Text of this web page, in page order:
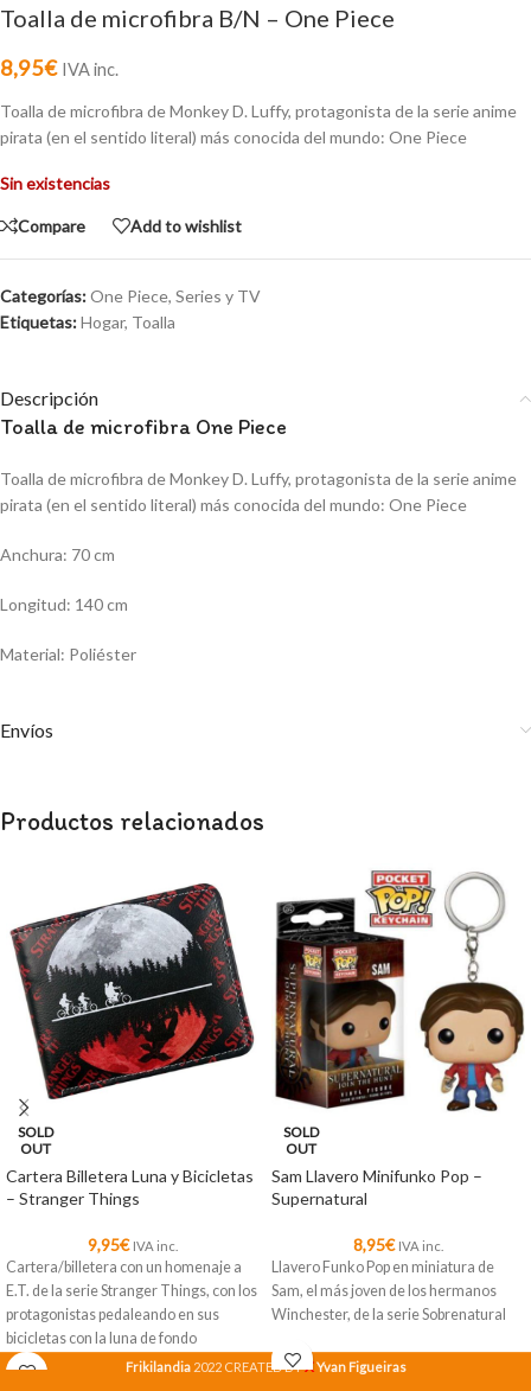
Toalla de microfibra B/N – One Piece
8,95€ IVA inc.
Toalla de microfibra de Monkey D. Luffy, protagonista de la serie anime
pirata (en el sentido literal) más conocida del mundo: One Piece
Sin existencias
Compare Add to wishlist
Categorías:One Piece, Series y TV
Etiquetas:Hogar, Toalla
Descripción
Toalla de microfibra One Piece
Toalla de microfibra de Monkey D. Luffy, protagonista de la serie anime
pirata (en el sentido literal) más conocida del mundo: One Piece
Anchura: 70 cm
Longitud: 140 cm
Material: Poliéster
Envíos
Productos relacionados
SOLD
OUT
Cartera Billetera Luna y Bicicletas
– Stranger Things
9,95€ IVA inc.
Cartera/billetera con un homenaje a
E.T. de la serie Stranger Things, con los
protagonistas pedaleando en sus
bicicletas con la luna de fondo
SOLD
OUT
Sam Llavero Minifunko Pop –
Supernatural
8,95€ IVA inc.
Llavero Funko Pop en miniatura de
Sam, el más joven de los hermanos
Winchester, de la serie Sobrenatural
Frikilandia 2022 CREATED BYXYvan Figueiras